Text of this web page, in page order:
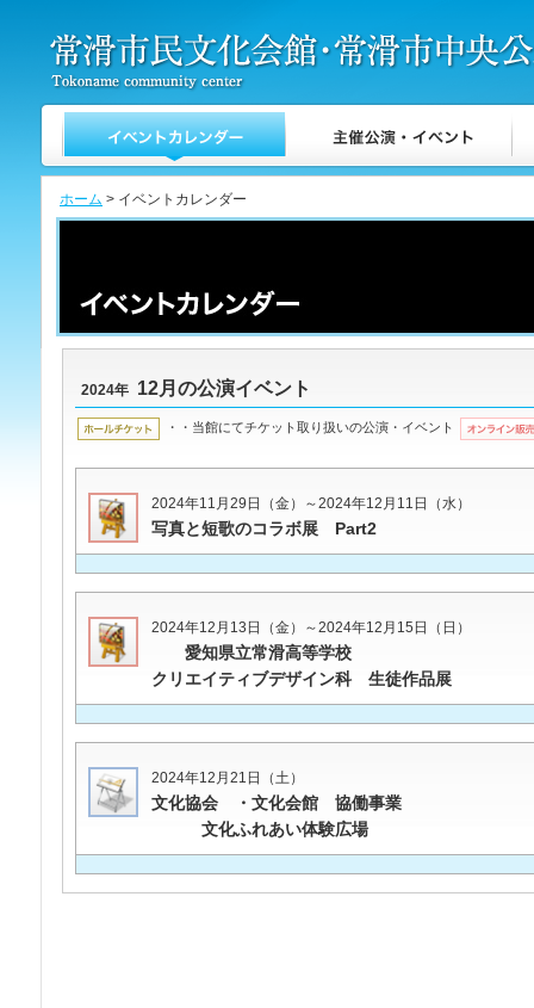
ホーム > イベントカレンダー
2024年 12月の公演イベント
・・当館にてチケット取り扱いの公演・イベント
2024年11月29日（金）～2024年12月11日（水）
写真と短歌のコラボ展 Part2
2024年12月13日（金）～2024年12月15日（日）
愛知県立常滑高等学校
クリエイティブデザイン科 生徒作品展
2024年12月21日（土）
文化協会 ・文化会館 協働事業
文化ふれあい体験広場